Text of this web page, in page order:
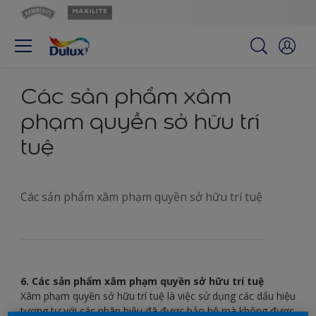
Các sản phẩm xâm
phạm quyền sở hữu trí
tuệ
Các sản phẩm xâm phạm quyền sở hữu trí tuệ
6. Các sản phẩm xâm phạm quyền sở hữu trí tuệ
Xâm phạm quyền sở hữu trí tuệ là việc sử dụng các dấu hiệu
tương tự với các nhãn hiệu đã được bảo hộ mà không được